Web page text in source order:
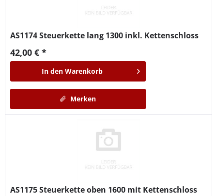
AS1174Steuerkette lang 1300 inkl. Kettenschloss
42,00 € *
In den Warenkorb
Merken
AS1175Steuerkette oben 1600 mit Kettenschloss